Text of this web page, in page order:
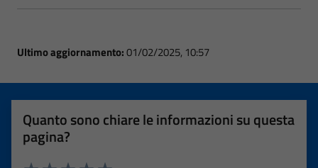
Ultimo aggiornamento:01/02/2025, 10:57
Quanto sono chiare le informazioni su questa
pagina?